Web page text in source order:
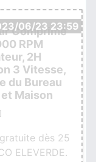
Comprimé
RPM
2H
3 Vitesse,
du Bureau
Maison
dès 25
ELEVERDE.
06/23 23:59